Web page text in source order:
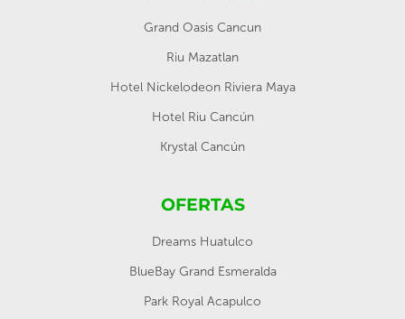
Grand Oasis Cancun
Riu Mazatlan
Hotel Nickelodeon Riviera Maya
Hotel Riu Cancún
Krystal Cancún
OFERTAS
Dreams Huatulco
BlueBay Grand Esmeralda
Park Royal Acapulco